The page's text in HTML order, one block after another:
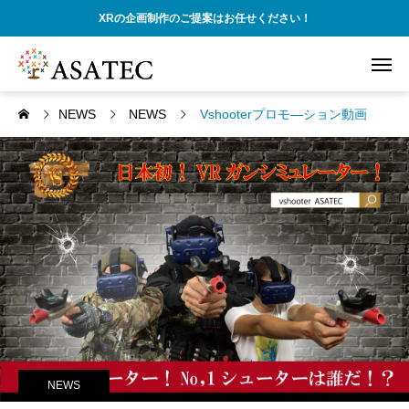
XRの企画制作のご提案はお任せください！
NEWS NEWS Vshooterプロモ―ション動画
NEWS